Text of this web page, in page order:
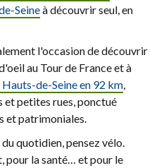
Seineà découvrir seul, en
l'occasion de découvrir
au Tour de France et à
Hauts-de-Seine en 92 km,
et petites rues, ponctué
et patrimoniales.
quotidien, pensez vélo.
pour la santé… et pour le